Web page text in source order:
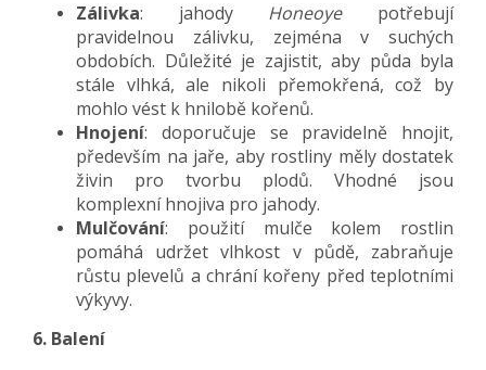
Zálivka: jahody Honeoyepotřebují
pravidelnou zálivku, zejména v suchých
obdobích. Důležité je zajistit, aby půda byla
stále vlhká, ale nikoli přemokřená, což by
mohlo vést k hnilobě kořenů.
Hnojení: doporučuje se pravidelně hnojit,
především na jaře, aby rostliny měly dostatek
živin pro tvorbu plodů. Vhodné jsou
komplexní hnojiva pro jahody.
Mulčování: použití mulče kolem rostlin
pomáhá udržet vlhkost v půdě, zabraňuje
růstu plevelů a chrání kořeny před teplotními
výkyvy.
6. Balení